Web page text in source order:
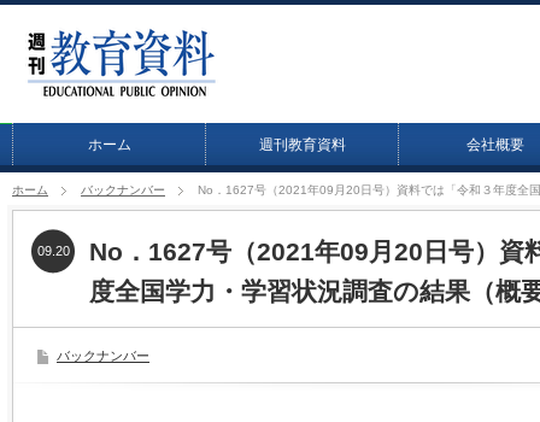
ホーム 週刊教育資料 会社概要
ホーム バックナンバー No．1627号（2021年09月20日号）資料では「令和３年度全
No．1627号（2021年09月20日号）資
度全国学力・学習状況調査の結果（概
09.20
バックナンバー